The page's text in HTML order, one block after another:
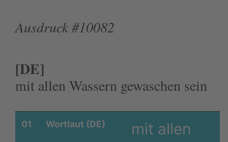
Ausdruck #10082
[DE]
mit allen Wassern gewaschen sein
01 Wortlaut (DE)
mit allen